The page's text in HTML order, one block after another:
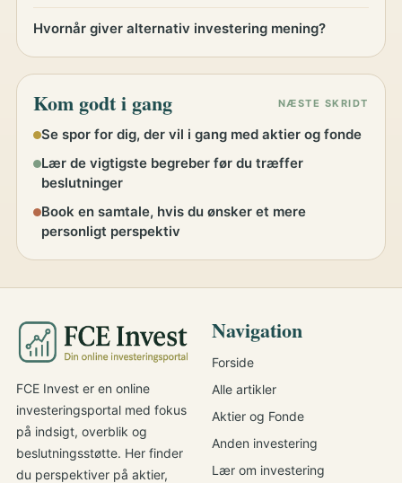
Hvornår giver alternativ investering mening?
Kom godt i gang NÆSTE SKRIDT
Se spor for dig, der vil i gang med aktier og fonde
Lær de vigtigste begreber før du træffer
beslutninger
Book en samtale, hvis du ønsker et mere
personligt perspektiv
FCE Invest er en online
investeringsportal med fokus
på indsigt, overblik og
beslutningsstøtte. Her finder
du perspektiver på aktier,
Navigation
Forside
Alle artikler
Aktier og Fonde
Anden investering
Lær om investering